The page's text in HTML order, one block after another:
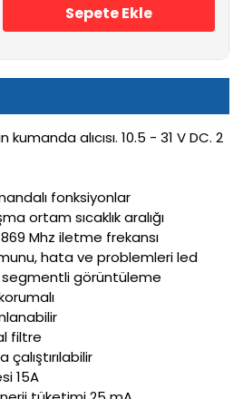
Sepete Ekle
alıcısı. 10.5 - 31 V DC. 2
fonksiyonlar
ortam sıcaklık aralığı
Mhz iletme frekansı
hata ve problemleri led
segmentli görüntüleme
filtre
çalıştırılabilir
15A